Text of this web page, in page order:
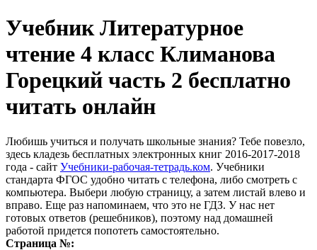
Учебник Литературное
чтение 4 класс Климанова
Горецкий часть 2 бесплатно
читать онлайн
Любишь учиться и получать школьные знания? Тебе повезло,
здесь кладезь бесплатных электронных книг 2016-2017-2018
года - сайт Учебники-рабочая-тетрадь.ком. Учебники
стандарта ФГОС удобно читать с телефона, либо смотреть с
компьютера. Выбери любую страницу, а затем листай влево и
вправо. Еще раз напоминаем, что это не ГДЗ. У нас нет
готовых ответов (решебников), поэтому над домашней
работой придется попотеть самостоятельно.
Страница №: